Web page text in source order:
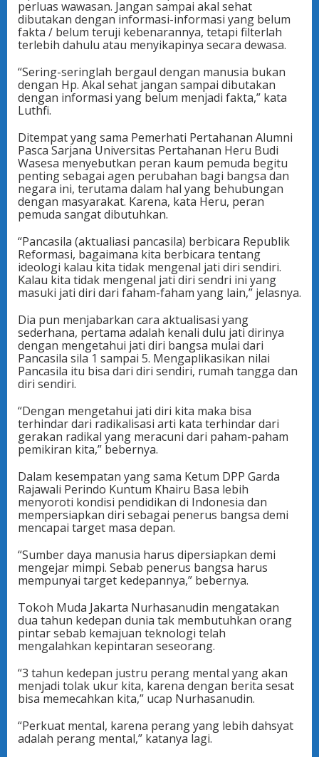
perluas wawasan. Jangan sampai akal sehat
dibutakan dengan informasi-informasi yang belum
fakta / belum teruji kebenarannya, tetapi filterlah
terlebih dahulu atau menyikapinya secara dewasa.
“Sering-seringlah bergaul dengan manusia bukan
dengan Hp. Akal sehat jangan sampai dibutakan
dengan informasi yang belum menjadi fakta,” kata
Luthfi.
Ditempat yang sama Pemerhati Pertahanan Alumni
Pasca Sarjana Universitas Pertahanan Heru Budi
Wasesa menyebutkan peran kaum pemuda begitu
penting sebagai agen perubahan bagi bangsa dan
negara ini, terutama dalam hal yang behubungan
dengan masyarakat. Karena, kata Heru, peran
pemuda sangat dibutuhkan.
“Pancasila (aktualiasi pancasila) berbicara Republik
Reformasi, bagaimana kita berbicara tentang
ideologi kalau kita tidak mengenal jati diri sendiri.
Kalau kita tidak mengenal jati diri sendri ini yang
masuki jati diri dari faham-faham yang lain,” jelasnya.
Dia pun menjabarkan cara aktualisasi yang
sederhana, pertama adalah kenali dulu jati dirinya
dengan mengetahui jati diri bangsa mulai dari
Pancasila sila 1 sampai 5. Mengaplikasikan nilai
Pancasila itu bisa dari diri sendiri, rumah tangga dan
diri sendiri.
“Dengan mengetahui jati diri kita maka bisa
terhindar dari radikalisasi arti kata terhindar dari
gerakan radikal yang meracuni dari paham-paham
pemikiran kita,” bebernya.
Dalam kesempatan yang sama Ketum DPP Garda
Rajawali Perindo Kuntum Khairu Basa lebih
menyoroti kondisi pendidikan di Indonesia dan
mempersiapkan diri sebagai penerus bangsa demi
mencapai target masa depan.
“Sumber daya manusia harus dipersiapkan demi
mengejar mimpi. Sebab penerus bangsa harus
mempunyai target kedepannya,” bebernya.
Tokoh Muda Jakarta Nurhasanudin mengatakan
dua tahun kedepan dunia tak membutuhkan orang
pintar sebab kemajuan teknologi telah
mengalahkan kepintaran seseorang.
“3 tahun kedepan justru perang mental yang akan
menjadi tolak ukur kita, karena dengan berita sesat
bisa memecahkan kita,” ucap Nurhasanudin.
“Perkuat mental, karena perang yang lebih dahsyat
adalah perang mental,” katanya lagi.